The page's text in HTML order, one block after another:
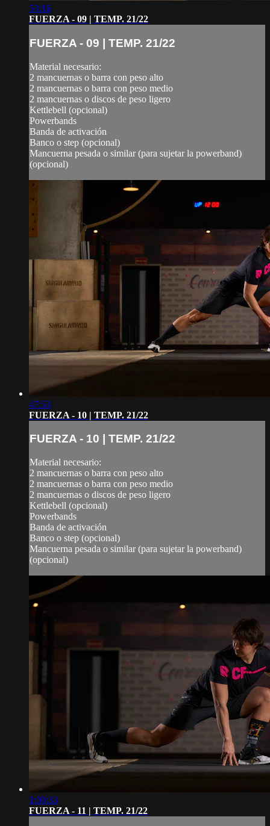
53:16
FUERZA - 09 | TEMP. 21/22
FUERZA - 09 | TEMP. 21/22
Material necesario:
2 mancuernas o barra con peso alto
2 mancuernas o barra con peso medio
2 mancuernas o discos de peso ligero
Kettlebell (opcional)
Powerbands
Banda de activación
Banco o step (opcional)
Mancuerna pesada o similar (para sujetar la powerband)
(opcional)
47:53
FUERZA - 10 | TEMP. 21/22
FUERZA - 10 | TEMP. 21/22
Material necesario:
2 mancuernas o barra con peso alto
2 mancuernas o barra con peso medio
2 mancuernas o discos de peso ligero
Kettlebell (opcional)
Powerbands
Banda de activación
Banco o step (opcional)
Mancuerna pesada o similar (para sujetar la powerband)
(opcional)
1:00:33
FUERZA - 11 | TEMP. 21/22